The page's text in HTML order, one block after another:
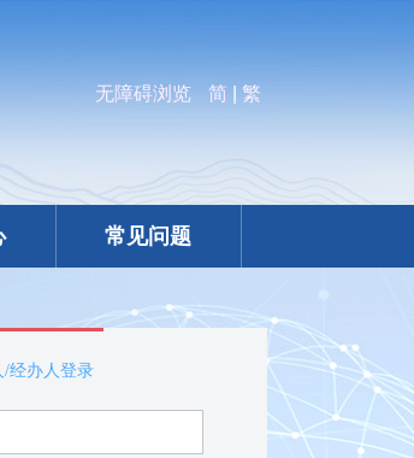
无障碍浏览 简 繁
常见问题
/经办人登录